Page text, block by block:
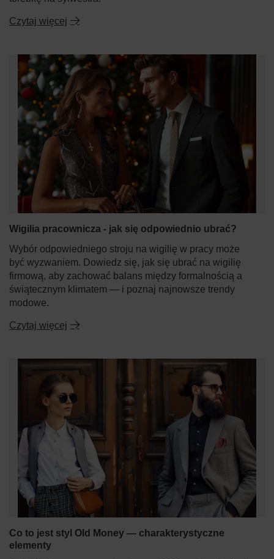
Czytaj więcej
Wigilia pracownicza - jak się odpowiednio ubrać?
Wybór odpowiedniego stroju na wigilię w pracy może
być wyzwaniem. Dowiedz się, jak się ubrać na wigilię
firmową, aby zachować balans między formalnością a
świątecznym klimatem — i poznaj najnowsze trendy
modowe.
Czytaj więcej
Co to jest styl Old Money — charakterystyczne
elementy